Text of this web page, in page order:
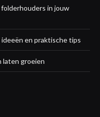
in jouw
en praktische tips
laten groeien